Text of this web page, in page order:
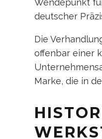
Wendepunkt
deutscher
Die
offenbar einer
Marke, die in